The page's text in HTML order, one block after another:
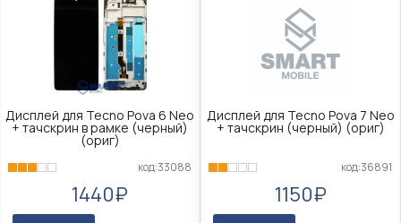
Дисплей для Tecno Pova 6 Neo
+ тачскрин в рамке (черный)
(ориг)
код:33088
1440₽
Дисплей для Tecno Pova 7 Neo
+ тачскрин (черный) (ориг)
код:36891
1150₽